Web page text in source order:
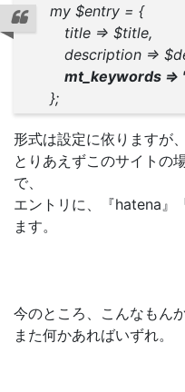
my $entry = {
title => $title,
description =>
mt_keywords =>
};
形式は設定に依りますが、
とりあえずこのサイトの
で、
エントリに、『hatena』
ます。
今のところ、こんなもん
また何かあればいずれ。